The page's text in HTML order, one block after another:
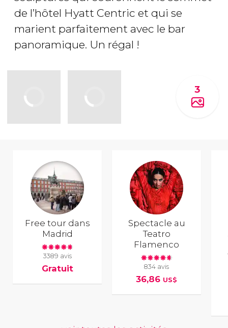
de l’hôtel Hyatt Centric et qui se
marient parfaitement avec le bar
panoramique. Un régal !
3
Free tour dans
Madrid
3389 avis
Gratuit
Spectacle au
Teatro
Flamenco
834 avis
36,86 US$